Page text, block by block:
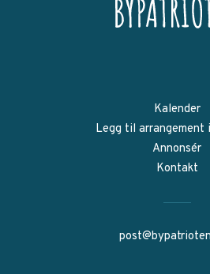
Kalender
Legg til arrangement
Annonsér
Kontakt